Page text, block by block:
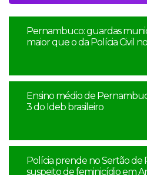
Pernambuco: guardas
maior que o da Polícia Civil
Ensino médio de
3 do Ideb brasileiro
Polícia prende no Sertão
suspeito de feminicídio em